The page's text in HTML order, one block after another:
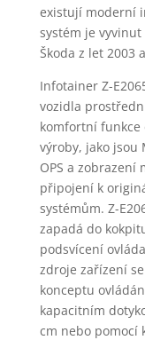
existují moderní
systém je vyvinut
Škoda z let 2003
Infotainer Z-
vozidla
komfortní funkce
výroby, jako jsou
OPS a zobrazení
připojení k
systémům. Z-
zapadá do
podsvícení
zdroje zařízení
konceptu
kapacitním
cm nebo pomocí